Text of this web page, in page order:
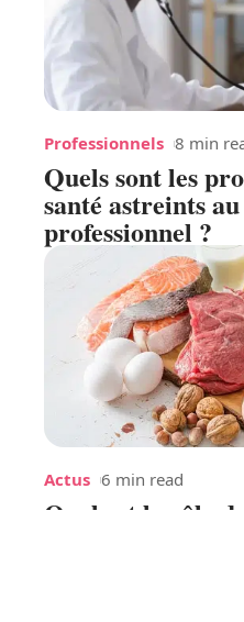
Professionnels 8 min
Quels sont les
santé astreints
professionnel ?
Actus 6 min read
Quel est le rôle